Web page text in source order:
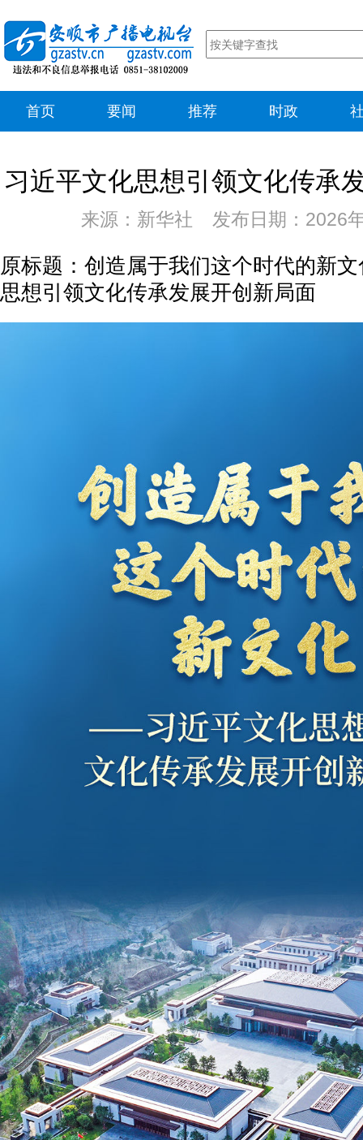
首页 要闻 推荐 时政
习近平文化思想引领文化传承
来源：新华社 发布日期：2026
原标题：创造属于我们这个时代的新
思想引领文化传承发展开创新局面